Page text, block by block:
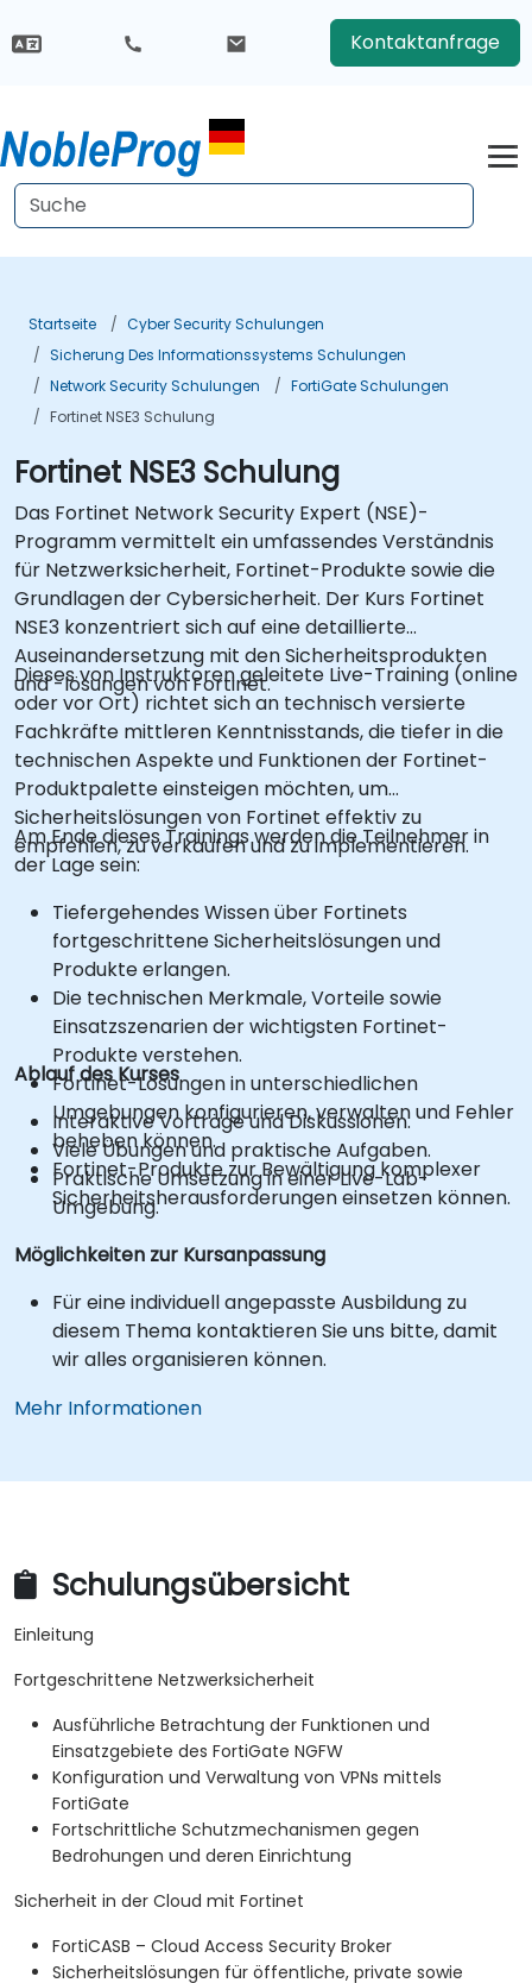
Kontaktanfrage
Startseite
Cyber Security Schulungen
Sicherung Des Informationssystems Schulungen
Network Security Schulungen
FortiGate Schulungen
Fortinet NSE3 Schulung
Fortinet NSE3 Schulung
Das Fortinet Network Security Expert (NSE)-
Programm vermittelt ein umfassendes Verständnis
für Netzwerksicherheit, Fortinet-Produkte sowie die
Grundlagen der Cybersicherheit. Der Kurs Fortinet
NSE3 konzentriert sich auf eine detaillierte
Auseinandersetzung mit den Sicherheitsprodukten
und -lösungen von Fortinet.
Dieses von Instruktoren geleitete Live-Training (online
oder vor Ort) richtet sich an technisch versierte
Fachkräfte mittleren Kenntnisstands, die tiefer in die
technischen Aspekte und Funktionen der Fortinet-
Produktpalette einsteigen möchten, um
Sicherheitslösungen von Fortinet effektiv zu
empfehlen, zu verkaufen und zu implementieren.
Am Ende dieses Trainings werden die Teilnehmer in
der Lage sein:
Tiefergehendes Wissen über Fortinets
fortgeschrittene Sicherheitslösungen und
Produkte erlangen.
Die technischen Merkmale, Vorteile sowie
Einsatzszenarien der wichtigsten Fortinet-
Produkte verstehen.
Fortinet-Lösungen in unterschiedlichen
Umgebungen konfigurieren, verwalten und Fehler
beheben können.
Fortinet-Produkte zur Bewältigung komplexer
Sicherheitsherausforderungen einsetzen können.
Ablauf des Kurses
Interaktive Vorträge und Diskussionen.
Viele Übungen und praktische Aufgaben.
Praktische Umsetzung in einer Live-Lab-
Umgebung.
Möglichkeiten zur Kursanpassung
Für eine individuell angepasste Ausbildung zu
diesem Thema kontaktieren Sie uns bitte, damit
wir alles organisieren können.
Mehr Informationen
Schulungsübersicht
Einleitung
Fortgeschrittene Netzwerksicherheit
Ausführliche Betrachtung der Funktionen und
Einsatzgebiete des FortiGate NGFW
Konfiguration und Verwaltung von VPNs mittels
FortiGate
Fortschrittliche Schutzmechanismen gegen
Bedrohungen und deren Einrichtung
Sicherheit in der Cloud mit Fortinet
FortiCASB – Cloud Access Security Broker
Sicherheitslösungen für öffentliche, private sowie